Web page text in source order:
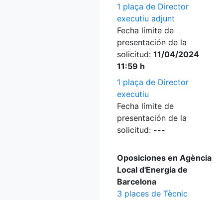
1 plaça de Director
executiu adjunt
Fecha límite de
presentación de la
solicitud: 11/04/2024
11:59 h
1 plaça de Director
executiu
Fecha límite de
presentación de la
solicitud: ---
Oposiciones en Agència
Local d'Energia de
Barcelona
3 places de Tècnic